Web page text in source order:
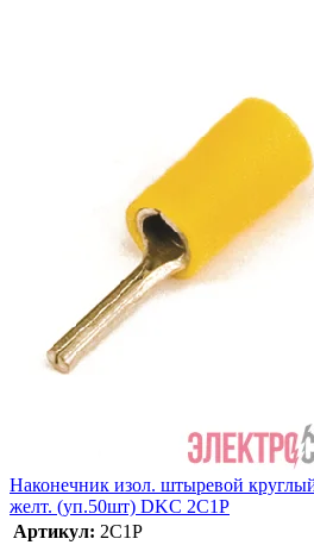
Наконечник изол. штыревой
желт. (уп.50шт) DKC 2C1P
Артикул: 2C1P